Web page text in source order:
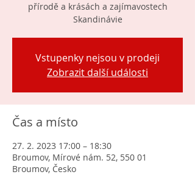
přírodě a krásách a zajímavostech
Skandinávie
Vstupenky nejsou v prodeji
Zobrazit další události
Čas a místo
27. 2. 2023 17:00 – 18:30
Broumov, Mírové nám. 52, 550 01
Broumov, Česko